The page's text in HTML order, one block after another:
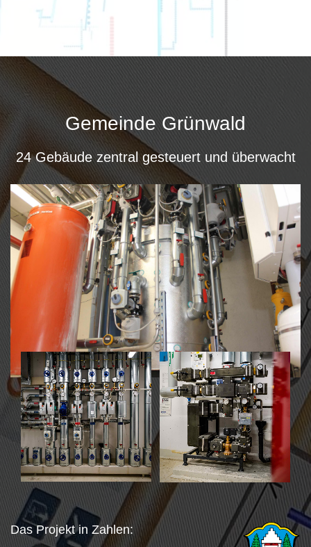
Gemeinde Grünwald
24 Gebäude zentral gesteuert und überwacht
Das Projekt in Zahlen: